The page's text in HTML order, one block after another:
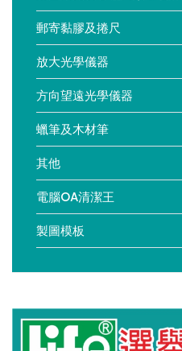
郵寄黏膠及捲尺
放大光學儀器
方向望遠光學儀器
蠟筆及木材筆
其他
電腦OA清潔王
製圖模板